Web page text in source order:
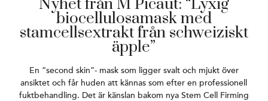
Nyhet från M Picaut: “Lyxig
biocellulosamask med
stamcellsextrakt från schweiziskt
äpple”
En “second skin”- mask som ligger svalt och mjukt över
ansiktet och får huden att kännas som efter en professionell
fuktbehandling. Det är känslan bakom nya Stem Cell Firming